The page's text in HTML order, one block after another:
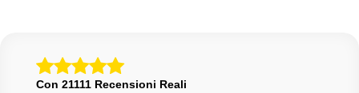
Con 21111 Recensioni Reali